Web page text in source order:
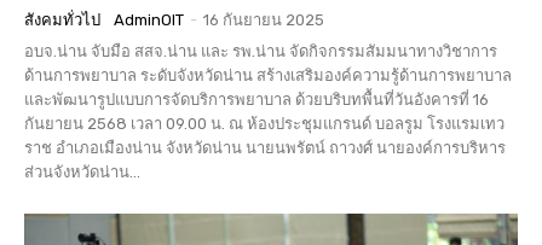
สังคมทั่วไป AdminOIT - 16 กันยายน 2025
อบจ.น่าน จับมือ สสจ.น่าน และ รพ.น่าน จัดกิจกรรมสัมมนาทางวิชาการ
ด้านการพยาบาล ระดับจังหวัดน่าน สร้างเสริมองค์ความรู้ด้านการพยาบาล
และพัฒนารูปแบบการจัดบริการพยาบาล ด้วยบริบทพื้นที่วันอังคารที่ 16
กันยายน 2568 เวลา 09.00 น. ณ ห้องประชุมแกรนด์ บอลรูม โรงแรมเทว
ราช อำเภอเมืองน่าน จังหวัดน่าน นายนพรัตน์ ถาวงศ์ นายองค์การบริหาร
ส่วนจังหวัดน่าน...